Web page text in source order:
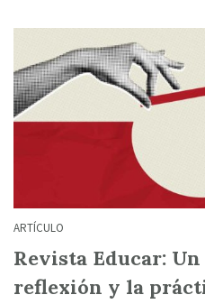
ARTÍCULO
Revista Educar:
reflexión y la